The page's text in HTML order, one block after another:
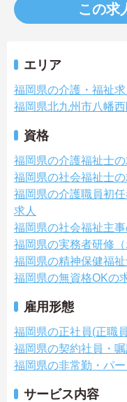
この求
エリア
福岡県の介護・福祉求
福岡県北九州市八幡
資格
福岡県の介護福祉士の
福岡県の社会福祉士の
福岡県の介護職員初
求人
福岡県の社会福祉主事
福岡県の実務者研修
福岡県の精神保健福祉
福岡県の無資格OKの
雇用形態
福岡県の正社員(正職
福岡県の契約社員・
福岡県の非常勤・パ
サービス内容